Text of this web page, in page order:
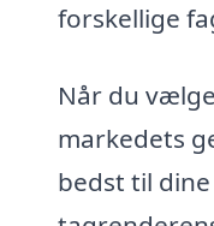
forskellige
Når du
markedets
bedst til